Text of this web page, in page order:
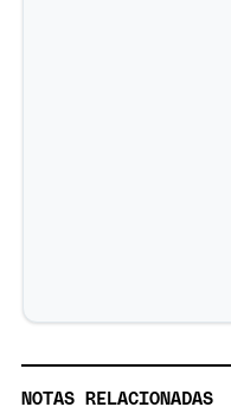
NOTAS RELACIONADAS